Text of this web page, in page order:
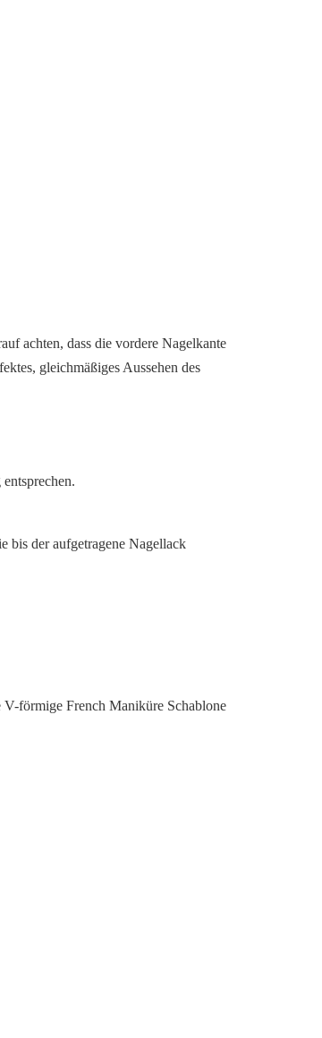
achten, dass die vordere Nagelkante
gleichmäßiges Aussehen des
bis der aufgetragene Nagellack
förmige French Maniküre Schablone